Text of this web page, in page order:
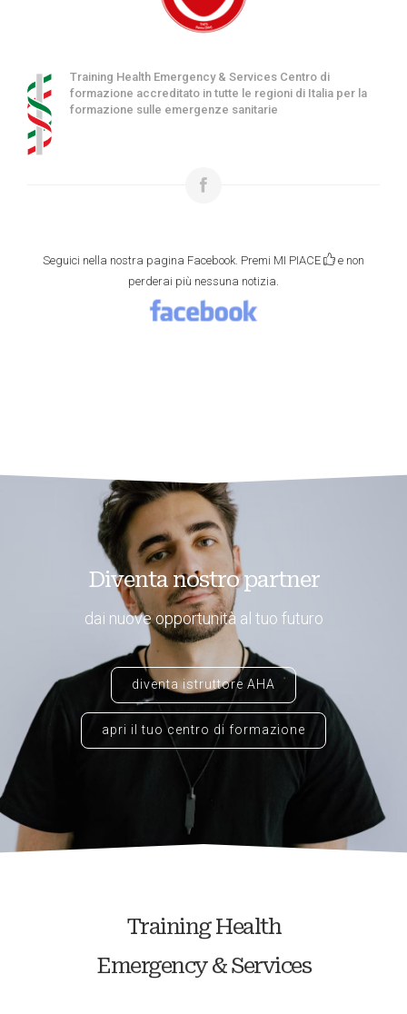
Training Health Emergency & Services Centro di
formazione accreditato in tutte le regioni di Italia per la
formazione sulle emergenze sanitarie
Seguici nella nostra pagina Facebook. Premi MI PIACE
e non
perderai più nessuna notizia.
Diventa nostro partner
dai nuove opportunità al tuo futuro
diventa istruttore AHA
apri il tuo centro di formazione
Training Health
Emergency & Services